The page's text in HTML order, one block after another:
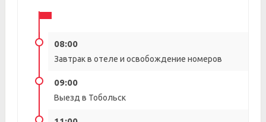
08:00
Завтрак в отеле и освобождение номеров
09:00
Выезд в Тобольск